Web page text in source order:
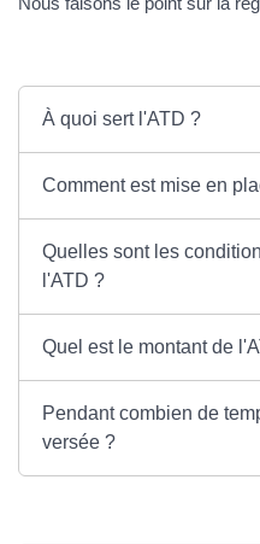
À quoi sert l'ATD ?
Comment est mise en
Quelles sont les
l'ATD ?
Quel est le montant de
Pendant combien de
versée ?